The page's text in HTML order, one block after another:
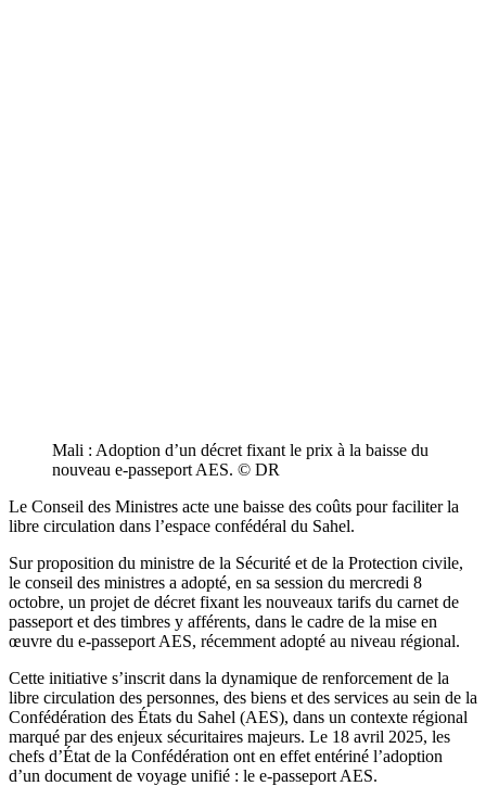
Mali : Adoption d’un décret fixant le prix à la baisse du
nouveau e-passeport AES. © DR
Le Conseil des Ministres acte une baisse des coûts pour faciliter la
libre circulation dans l’espace confédéral du Sahel.
Sur proposition du ministre de la Sécurité et de la Protection civile,
le conseil des ministres a adopté, en sa session du mercredi 8
octobre, un projet de décret fixant les nouveaux tarifs du carnet de
passeport et des timbres y afférents, dans le cadre de la mise en
œuvre du e-passeport AES, récemment adopté au niveau régional.
Cette initiative s’inscrit dans la dynamique de renforcement de la
libre circulation des personnes, des biens et des services au sein de la
Confédération des États du Sahel (AES), dans un contexte régional
marqué par des enjeux sécuritaires majeurs. Le 18 avril 2025, les
chefs d’État de la Confédération ont en effet entériné l’adoption
d’un document de voyage unifié : le e-passeport AES.